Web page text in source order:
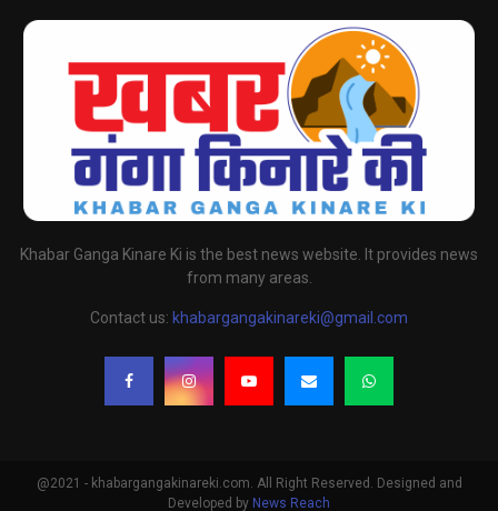
Khabar Ganga Kinare Ki is the best news website. It provides news
from many areas.
Contact us: khabargangakinareki@gmail.com
@2021 - khabargangakinareki.com. All Right Reserved. Designed and
Developed by News Reach